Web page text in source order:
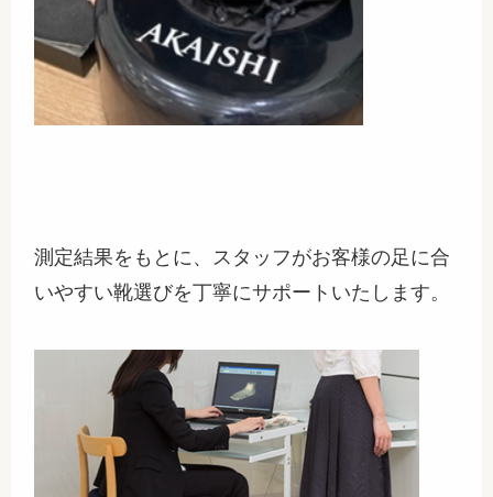
測定結果をもとに、スタッフがお客様の足に合
いやすい靴選びを丁寧にサポートいたします。